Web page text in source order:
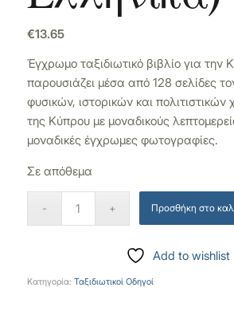
€13.65
Έγχρωμο ταξιδιωτικό βιβλίο για την
παρουσιάζει μέσα από 128 σελίδες
φυσικών, ιστορικών και πολιτιστικών
της Κύπρου με μοναδικούς
μοναδικές έγχρωμες φωτογραφίες.
Σε απόθεμα
Προσθήκη στο
Add to wishlist
Κατηγορία: Ταξιδιωτικοί Οδηγοί